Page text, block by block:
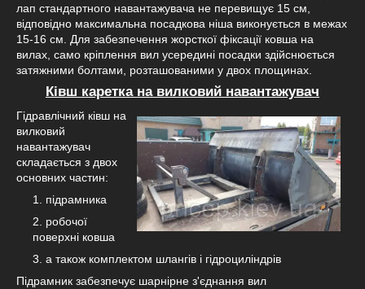
лап стандартного навантажувача не перевищує 15 см,
відповідно максимальна посадкова ніша виконується в межах
15-16 см. Для забезпечення жорсткої фіксації ковша на
вилах, само кріплення вил усередині посадки здійснюється
затяжними болтами, розташованими у двох площинах.
Ківш каретка на вилковий навантажувач
Гідравлічний ківш на
вилковий
навантажувач
складається з двох
основних частин:
підрамника
робочої
поверхні ковша
а також комплектом шлангів і гідроциліндрів
Підрамник забезпечує шарнірне з'єднання вил